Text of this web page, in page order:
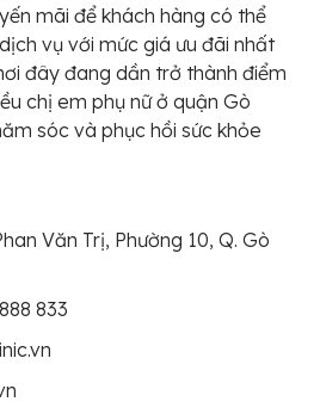
mãi để khách hàng có thể
vụ với mức giá ưu đãi nhất
đây đang dần trở thành điểm
chị em phụ nữ ở quận Gò
sóc và phục hồi sức khỏe
Văn Trị, Phường 10, Q. Gò
833